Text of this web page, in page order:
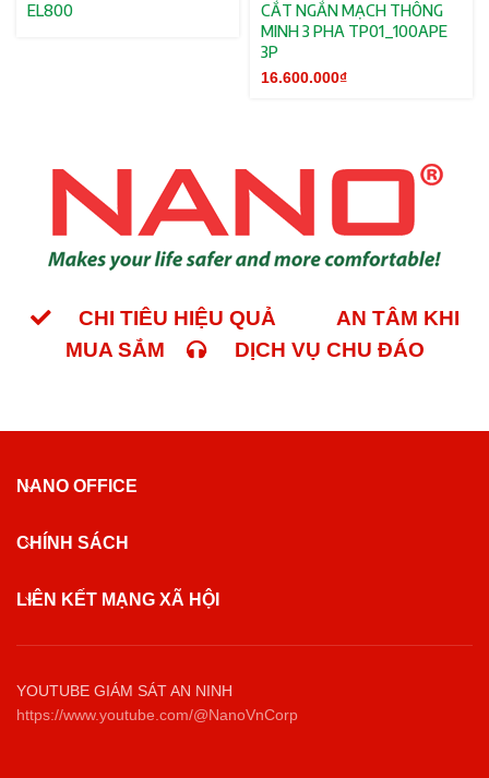
EL800
CẮT NGẮN MẠCH THÔNG
MINH 3 PHA TP01_100APE
3P
16.600.000₫
CHI TIÊU HIỆU QUẢ
AN TÂM KHI
MUA SẮM
DỊCH VỤ CHU ĐÁO
NANO OFFICE
CHÍNH SÁCH
LIÊN KẾT MẠNG XÃ HỘI
YOUTUBE GIÁM SÁT AN NINH
https://www.youtube.com/@NanoVnCorp